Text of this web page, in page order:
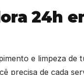
24h
e limpeza de
precisa de cada